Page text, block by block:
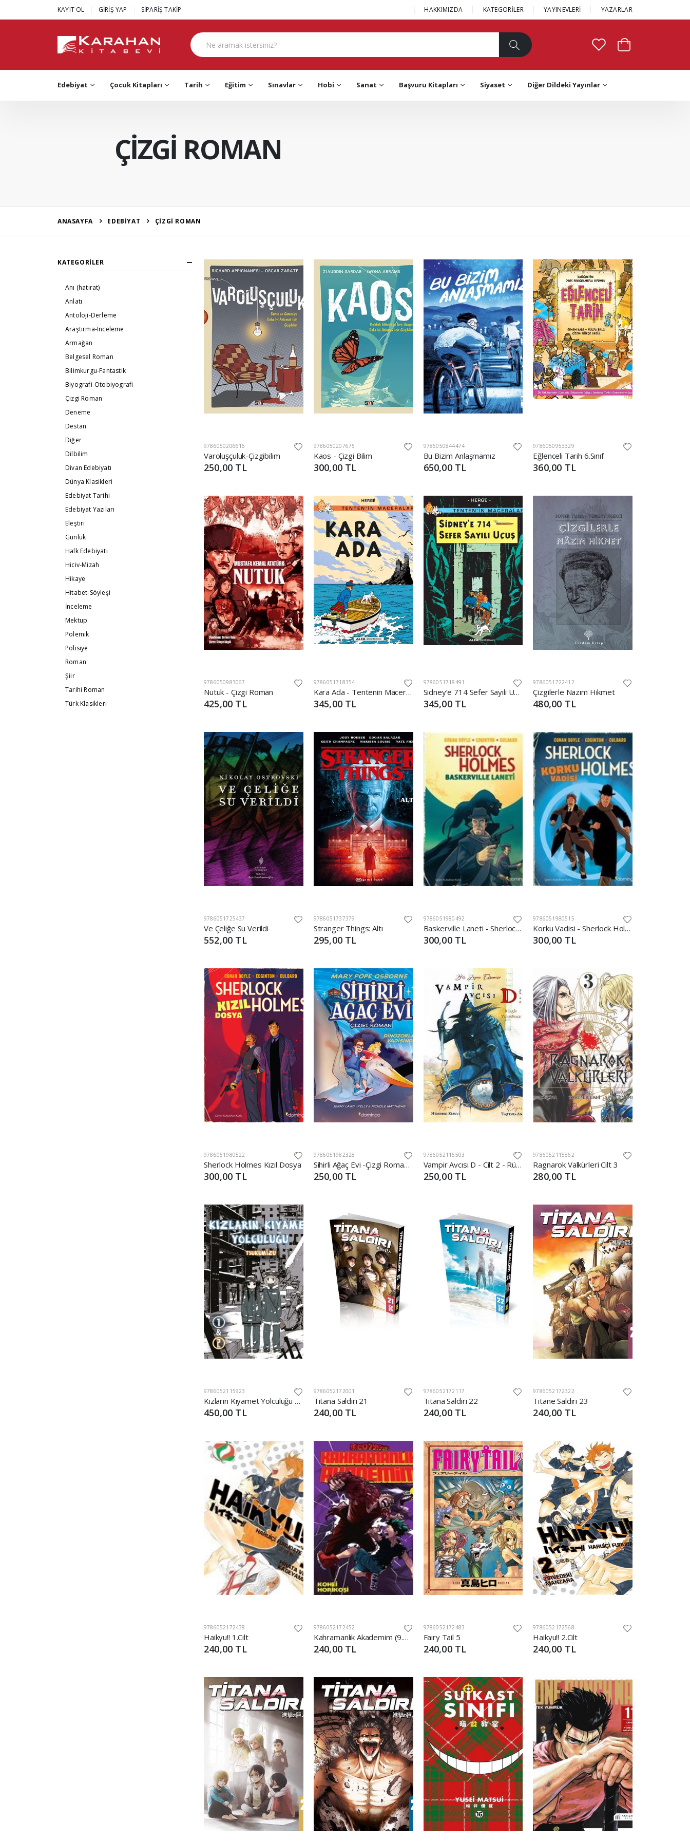
KAYIT OL GİRİŞ YAP SİPARİŞ TAKİP HAKKIMIZDA KATEGORİLER YAYINEVLERİ YAZARLAR
Edebiyat Çocuk Kitapları Tarih Eğitim Sınavlar Hobi Sanat Başvuru Kitapları Siyaset Diğer Dildeki Yayınlar
ÇİZGİ ROMAN
ANASAYFA EDEBİYAT ÇİZGİ ROMAN
9786050206616
Varoluşçuluk-Çizgibilim
250,00 TL
9786050207675
Kaos - Çizgi Bilim
300,00 TL
9786050844474
Bu Bizim Anlaşmamız
650,00 TL
9786050953329
Eğlenceli Tarih 6.Sınıf
360,00 TL
9786050983067
Nutuk - Çizgi Roman
425,00 TL
9786051718354
Kara Ada - Tentenin Maceraları
345,00 TL
9786051718491
Sidney’e 714 Sefer Sayılı Uçuş - Tenten'in Maceraları
345,00 TL
9786051722412
Çizgilerle Nazım Hikmet
480,00 TL
9786051725437
Ve Çeliğe Su Verildi
552,00 TL
9786051737379
Stranger Things: Altı
295,00 TL
9786051980492
Baskerville Laneti - Sherlock Holmes
300,00 TL
9786051980515
Korku Vadisi - Sherlock Holmes
300,00 TL
9786051980522
Sherlock Holmes Kızıl Dosya
300,00 TL
9786051982328
Sihirli Ağaç Evi -Çizgi Roman -1 Dinozorlar Vadisinde
250,00 TL
9786052115503
Vampir Avcısı D - Cilt 2 - Rüzgar Yükselince
250,00 TL
9786052115862
Ragnarok Valkürleri Cilt 3
280,00 TL
9786052115923
Kızların Kıyamet Yolculuğu Cilt 1&2
450,00 TL
9786052172001
Titana Saldırı 21
240,00 TL
9786052172117
Titana Saldırı 22
240,00 TL
9786052172322
Titane Saldırı 23
240,00 TL
9786052172438
Haikyu!! 1.Cilt
240,00 TL
9786052172452
Kahramanlık Akademim (9.Cilt)
240,00 TL
9786052172483
Fairy Tail 5
240,00 TL
9786052172568
Haikyu!! 2.Cilt
240,00 TL
KATEGORILER
Anı (hatırat)
Anlatı
Antoloji-Derleme
Araştırma-Inceleme
Armağan
Belgesel Roman
Bilimkurgu-Fantastik
Biyografi-Otobiyografi
Çizgi Roman
Deneme
Destan
Diğer
Dilbilim
Divan Edebiyatı
Dünya Klasikleri
Edebiyat Tarihi
Edebiyat Yazıları
Eleştiri
Günlük
Halk Edebiyatı
Hiciv-Mizah
Hikaye
Hitabet-Söyleşi
İnceleme
Mektup
Polemik
Polisiye
Roman
Şiir
Tarihi Roman
Türk Klasikleri